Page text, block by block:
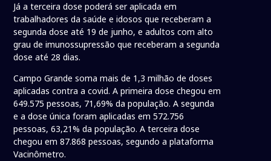
Já a terceira dose poderá ser aplicada em
trabalhadores da saúde e idosos que receberam a
segunda dose até 19 de junho, e adultos com alto
grau de imunossupressão que receberam a segunda
dose até 28 dias.
Campo Grande soma mais de 1,3 milhão de doses
aplicadas contra a covid. A primeira dose chegou em
649.575 pessoas, 71,69% da população. A segunda
e a dose única foram aplicadas em 572.756
pessoas, 63,21% da população. A terceira dose
chegou em 87.868 pessoas, segundo a plataforma
Vacinômetro.